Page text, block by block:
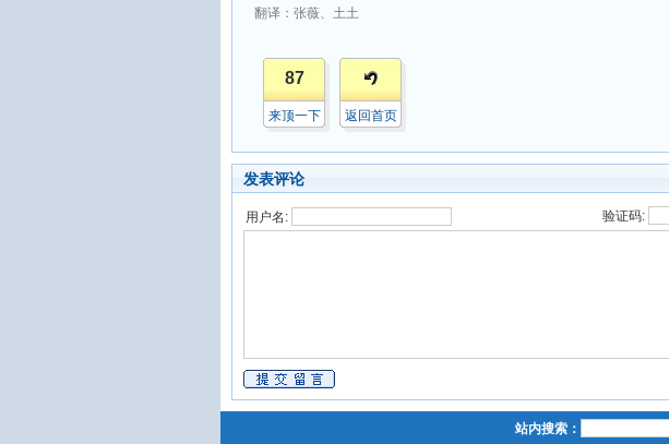
翻译：张薇、土土
87
来顶一下 返回首页
发表评论
用户名: 验证码:
站内搜索：